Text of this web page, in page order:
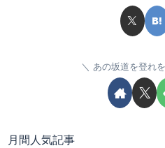
あの坂道を登れ
月間人気記事